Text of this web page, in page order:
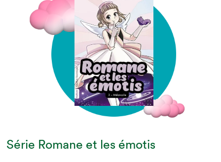
Série Romane et les émotis